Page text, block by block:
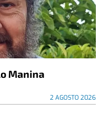
Manina
2 AGOSTO 2026